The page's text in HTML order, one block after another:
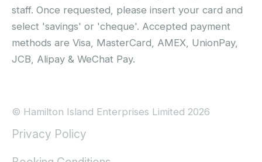
staff. Once requested, please insert your card and
select 'savings' or 'cheque'. Accepted payment
methods are Visa, MasterCard, AMEX, UnionPay,
JCB, Alipay & WeChat Pay.
© Hamilton Island Enterprises Limited 2026
Privacy Policy